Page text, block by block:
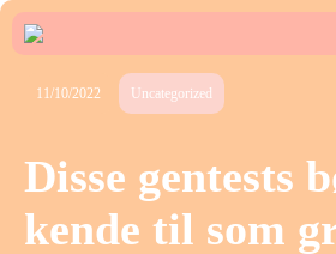
11/10/2022 Uncategorized
Disse gentests
kende til som